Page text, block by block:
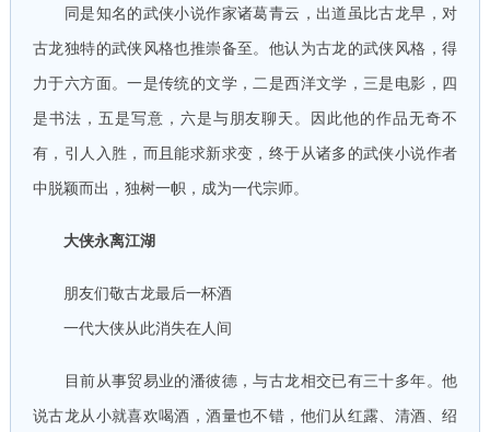
同是知名的武侠小说作家诸葛青云，出道虽比古龙早，对
古龙独特的武侠风格也推崇备至。他认为古龙的武侠风格，得
力于六方面。一是传统的文学，二是西洋文学，三是电影，四
是书法，五是写意，六是与朋友聊天。因此他的作品无奇不
有，引人入胜，而且能求新求变，终于从诸多的武侠小说作者
中脱颖而出，独树一帜，成为一代宗师。
大侠永离江湖
朋友们敬古龙最后一杯酒
一代大侠从此消失在人间
目前从事贸易业的潘彼德，与古龙相交已有三十多年。他
说古龙从小就喜欢喝酒，酒量也不错，他们从红露、清酒、绍